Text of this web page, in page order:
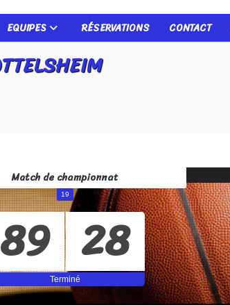
EQUIPES RÉSERVATIONS CONTACT
Match de championnat
19
89 28
Terminé